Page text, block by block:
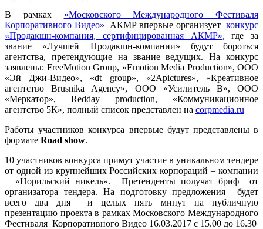
В рамках «Московского Международного Фестиваля
Корпоративного Видео»
АКМР впервые организуетконкурс
«Продакшн-компания, сертифицированная АКМР», где за
звание «Лучшей Продакшн-компании» будут бороться
агентства, претендующие на звание ведущих. На конкурс
заявлены: FreeMotion Group, «Emotion Media Production», ООО
«Эй Джи-Видео», «dt group», «2Apictures», «Креативное
агентство Brusnika Agency», ООО «Усилитель В», ООО
«Меркатор», Redday production, «Коммуникационное
агентство 5К», полный список представлен на corpmedia.ru
Работы участников конкурса впервые будут представлены в
формате Road show.
10 участников конкурса примут участие в уникальном тендере
от одной из крупнейших Российских корпораций – компании
«Норильский никель». Претенденты получат бриф от
организатора тендера. На подготовку предложения будет
всего два дня и целых пять минут на публичную
презентацию проекта в рамках Московского Международного
Фестиваля Корпоративного Видео 16.03.2017 с 15.00 до 16.30